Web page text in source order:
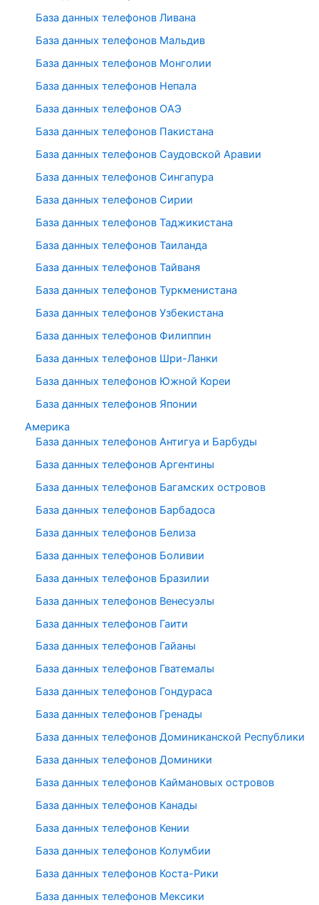
База данных телефонов Ливана
База данных телефонов Мальдив
База данных телефонов Монголии
База данных телефонов Непала
База данных телефонов ОАЭ
База данных телефонов Пакистана
База данных телефонов Саудовской Аравии
База данных телефонов Сингапура
База данных телефонов Сирии
База данных телефонов Таджикистана
База данных телефонов Таиланда
База данных телефонов Тайваня
База данных телефонов Туркменистана
База данных телефонов Узбекистана
База данных телефонов Филиппин
База данных телефонов Шри-Ланки
База данных телефонов Южной Кореи
База данных телефонов Японии
Америка
База данных телефонов Антигуа и Барбуды
База данных телефонов Аргентины
База данных телефонов Багамских островов
База данных телефонов Барбадоса
База данных телефонов Белиза
База данных телефонов Боливии
База данных телефонов Бразилии
База данных телефонов Венесуэлы
База данных телефонов Гаити
База данных телефонов Гайаны
База данных телефонов Гватемалы
База данных телефонов Гондураса
База данных телефонов Гренады
База данных телефонов Доминиканской Республики
База данных телефонов Доминики
База данных телефонов Каймановых островов
База данных телефонов Канады
База данных телефонов Кении
База данных телефонов Колумбии
База данных телефонов Коста-Рики
База данных телефонов Мексики